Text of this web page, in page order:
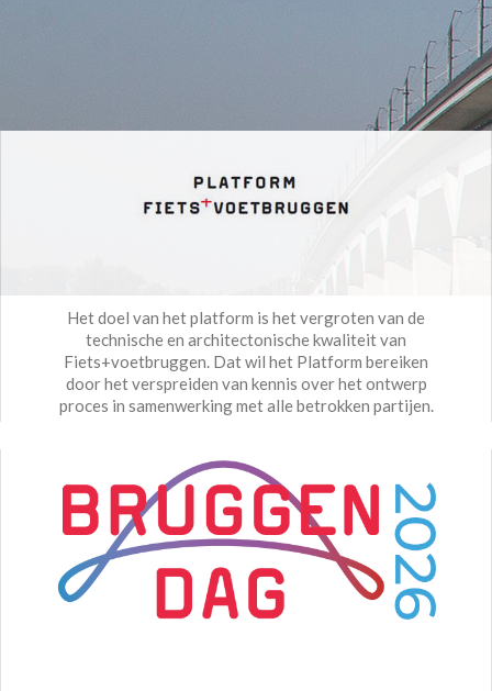
Het doel van het platform is het vergroten van de
technische en architectonische kwaliteit van
Fiets+voetbruggen. Dat wil het Platform bereiken
door het verspreiden van kennis over het ontwerp
proces in samenwerking met alle betrokken partijen.